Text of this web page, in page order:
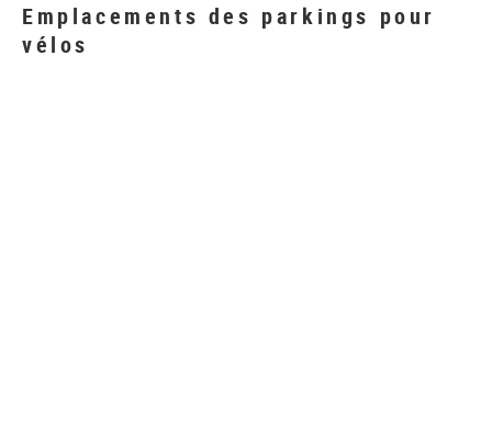
Emplacements des parkings pour
vélos